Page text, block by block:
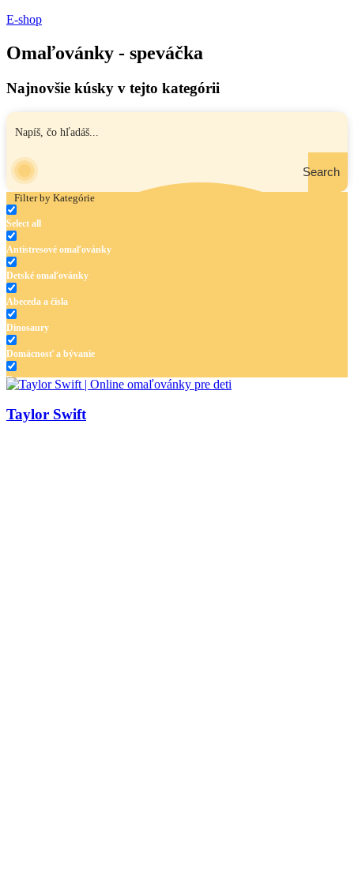
E-shop
Omaľovánky - speváčka
Najnovšie kúsky v tejto kategórii
Search
Filter by Kategórie
Select all
Antistresové omaľovánky
Detské omaľovánky
Abeceda a čísla
Dinosaury
Domácnosť a bývanie
Doprava
Taylor Swift